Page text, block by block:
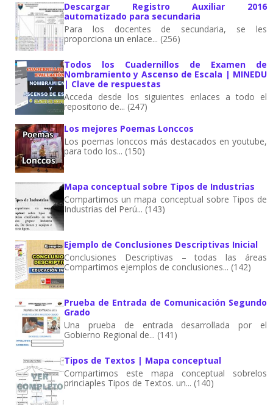
Descargar Registro Auxiliar 2016
automatizado para secundaria
Para los docentes de secundaria, se les
proporciona un enlace... (256)
Todos los Cuadernillos de Examen de
Nombramiento y Ascenso de Escala | MINEDU
| Clave de respuestas
Acceda desde los siguientes enlaces a todo el
repositorio de... (247)
Los mejores Poemas Lonccos
Los poemas lonccos más destacados en youtube,
para todo los... (150)
Mapa conceptual sobre Tipos de Industrias
Compartimos un mapa conceptual sobre Tipos de
Industrias del Perú... (143)
Ejemplo de Conclusiones Descriptivas Inicial
Conclusiones Descriptivas – todas las áreas
Compartimos ejemplos de conclusiones... (142)
Prueba de Entrada de Comunicación Segundo
Grado
Una prueba de entrada desarrollada por el
Gobierno Regional de... (141)
Tipos de Textos | Mapa conceptual
Compartimos este mapa conceptual sobrelos
princiaples Tipos de Textos. un... (140)